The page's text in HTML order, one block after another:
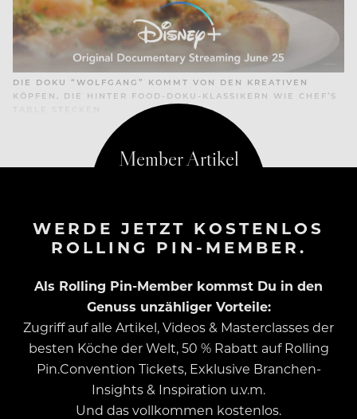
DIE DOKU “WOLFGANG” KOMMT VON DEN KREATIVEN
KÖPFEN, DIE HINTER FOOD-DOKU-KLASSIKERN WIE CHEF’S
WERDE JETZT KOSTENLOS
ROLLING PIN-MEMBER.
Als Rolling Pin-Member kommst Du in den
Genuss unzähliger Vorteile:
Zugriff auf alle Artikel, Videos & Masterclasses der
besten Köche der Welt, 50 % Rabatt auf Rolling
Pin.Convention Tickets, Exklusive Branchen-
Insights & Inspiration u.v.m.
Und das vollkommen kostenlos.